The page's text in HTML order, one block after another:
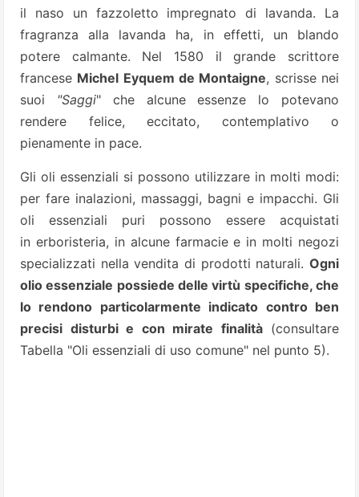
il naso un fazzoletto impregnato di lavanda. La
fragranza alla lavanda ha, in effetti, un blando
potere calmante. Nel 1580 il grande scrittore
francese Michel Eyquem de Montaigne, scrisse nei
suoi "Saggi" che alcune essenze lo potevano
rendere felice, eccitato, contemplativo o
pienamente in pace.
Gli oli essenziali si possono utilizzare in molti modi:
per fare inalazioni, massaggi, bagni e impacchi. Gli
oli essenziali puri possono essere acquistati
in erboristeria, in alcune farmacie e in molti negozi
specializzati nella vendita di prodotti naturali. Ogni
olio essenziale possiede delle virtù specifiche, che
lo rendono particolarmente indicato contro ben
precisi disturbi e con mirate finalità(consultare
Tabella "Oli essenziali di uso comune" nel punto 5).